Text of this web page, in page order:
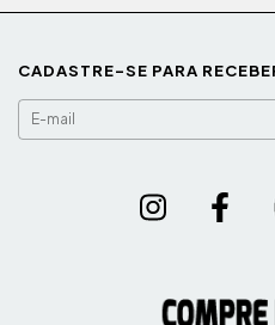
CADASTRE-SE PARA